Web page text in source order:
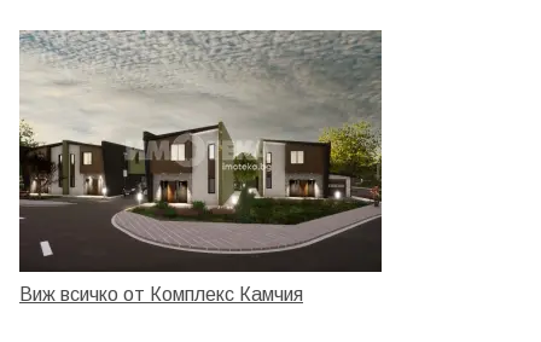
Виж всичко от Комплекс Камчия